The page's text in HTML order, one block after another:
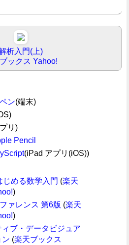
析入門(上)
ックス Yahoo!
ン(端末)
リ)
Pencil
(iPad アプリ(iOS))
じめる数学入門 (楽天
)
ァレンス 第6版 (楽天
)
ブ・データビジュア
ン (楽天ブックス